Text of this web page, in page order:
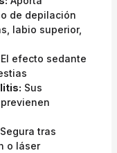
de depilación
labio superior,
El efecto sedante
Sus
Segura tras
o láser